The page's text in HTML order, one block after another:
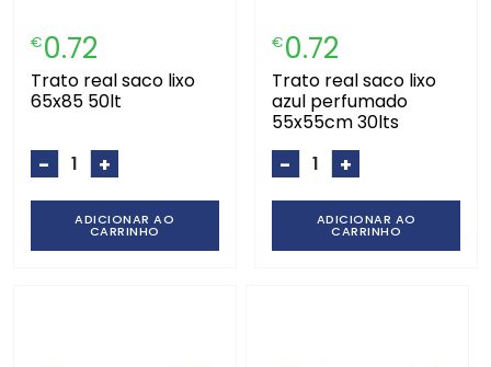
€0.72
trato real saco lixo
65x85 50lt
- +
ADICIONAR AO
CARRINHO
€0.72
trato real saco lixo
azul perfumado
55x55cm 30lts
- +
ADICIONAR AO
CARRINHO